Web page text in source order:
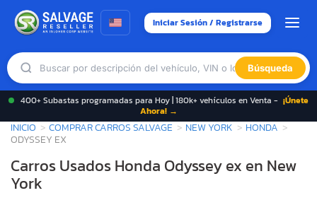
Iniciar Sesión / Registrarse
Búsqueda
400+ Subastas programadas para Hoy | 180k+ vehículos en Venta - ¡Únete
Ahora! →
INICIO COMPRAR CARROS SALVAGE NEW YORK
HONDA
ODYSSEY EX
Carros Usados Honda Odyssey ex en New
York